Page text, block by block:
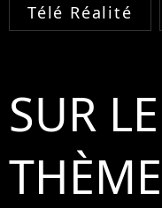
Télé Réalité
SUR
THÈME